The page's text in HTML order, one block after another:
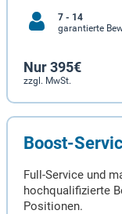
7 - 14
garantierte
Nur 395€
zzgl. MwSt.
Boost-
Full-Service und
hochqualifizierte
Positionen.